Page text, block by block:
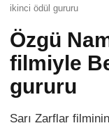
ikinci ödül gururu
Özgü
filmiyle
gururu
Sarı Zarflar